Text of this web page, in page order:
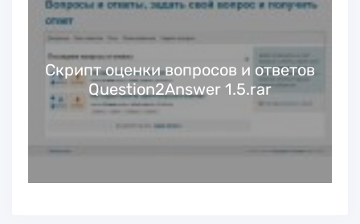
Cкрипт оценки вопросов и ответов
Question2Answer 1.5.rar